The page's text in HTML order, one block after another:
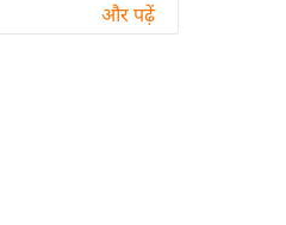
और पढ़ें